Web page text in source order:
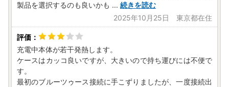
製品を選択するのも良いかも ... 続きを読む
2025年10月25日 東京都在住
充電中本体が若干発熱します。
ケースはカッコ良いですが、大きいので持ち運びには不便で
す。
最初のブルーツゥース接続に手こずりましたが、一度接続出